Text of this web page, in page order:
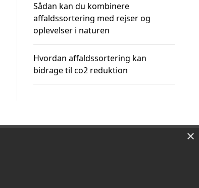
Sådan kan du kombinere
affaldssortering med rejser og
oplevelser i naturen
Hvordan affaldssortering kan
bidrage til co2 reduktion
×